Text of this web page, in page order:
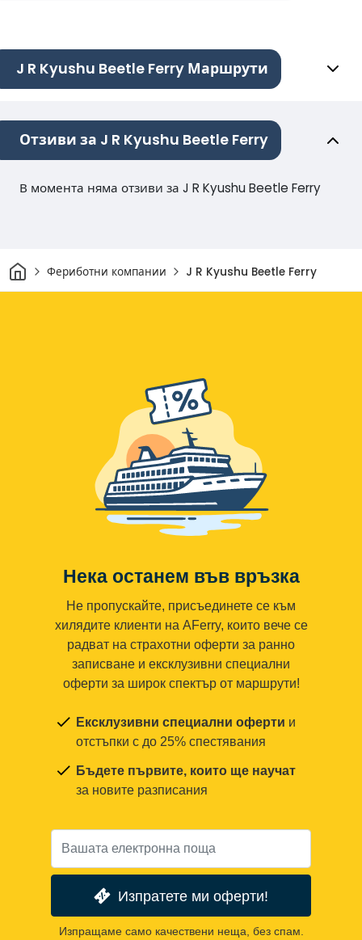
J R Kyushu Beetle Ferry Маршрути
Отзиви за J R Kyushu Beetle Ferry
В момента няма отзиви за J R Kyushu Beetle Ferry
Начало
Фериботни компании J R Kyushu Beetle Ferry
Нека останем във връзка
Не пропускайте, присъединете се към
хилядите клиенти на AFerry, които вече се
радват на страхотни оферти за ранно
записване и ексклузивни специални
оферти за широк спектър от маршрути!
Ексклузивни специални оферти и
отстъпки с до 25% спестявания
Бъдете първите, които ще научат
за новите разписания
Изпратете ми оферти!
Изпращаме само качествени неща, без спам.